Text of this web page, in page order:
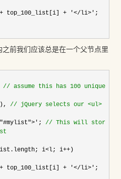
+ top_100_list[i]+ '</li> ' ;
前我们应该总是在一个父节点里
// assume this has 100 unique
),// jQuery selects our <ul>
' ;// This will stor
i<l; i++ )
+ top_100_list[i]+ '</li> ' ;